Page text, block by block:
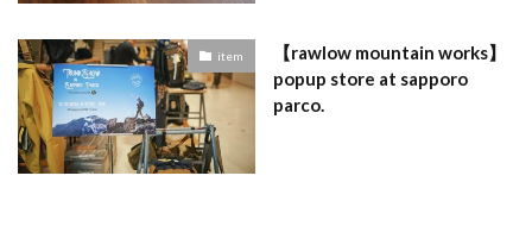
item
【rawlow mountain works】
popup store at sapporo
parco.